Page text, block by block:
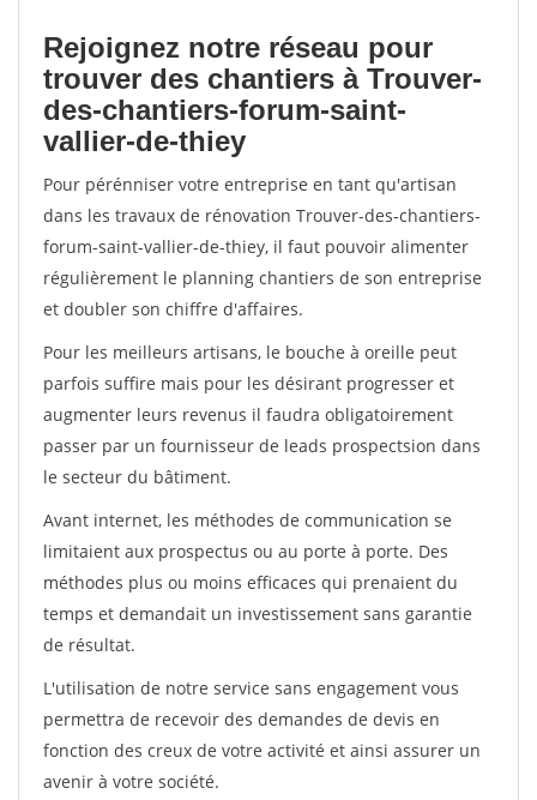
Rejoignez notre réseau pour
trouver des chantiers à Trouver-
des-chantiers-forum-saint-
vallier-de-thiey
Pour pérénniser votre entreprise en tant qu'artisan
dans les travaux de rénovation Trouver-des-chantiers-
forum-saint-vallier-de-thiey, il faut pouvoir alimenter
régulièrement le planning chantiers de son entreprise
et doubler son chiffre d'affaires.
Pour les meilleurs artisans, le bouche à oreille peut
parfois suffire mais pour les désirant progresser et
augmenter leurs revenus il faudra obligatoirement
passer par un fournisseur de leads prospectsion dans
le secteur du bâtiment.
Avant internet, les méthodes de communication se
limitaient aux prospectus ou au porte à porte. Des
méthodes plus ou moins efficaces qui prenaient du
temps et demandait un investissement sans garantie
de résultat.
L'utilisation de notre service sans engagement vous
permettra de recevoir des demandes de devis en
fonction des creux de votre activité et ainsi assurer un
avenir à votre société.